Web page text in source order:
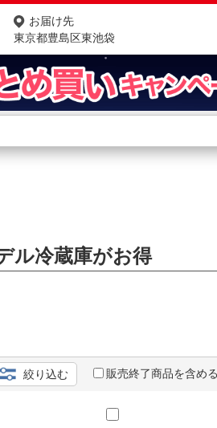
お届け先
東京都豊島区東池袋
くある質問・お問合せ
ル冷蔵庫がお得
絞り込む 販売終了商品を含める